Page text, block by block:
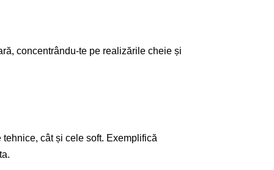
concentrându-te pe realizările cheie și
cât și cele soft. Exemplifică